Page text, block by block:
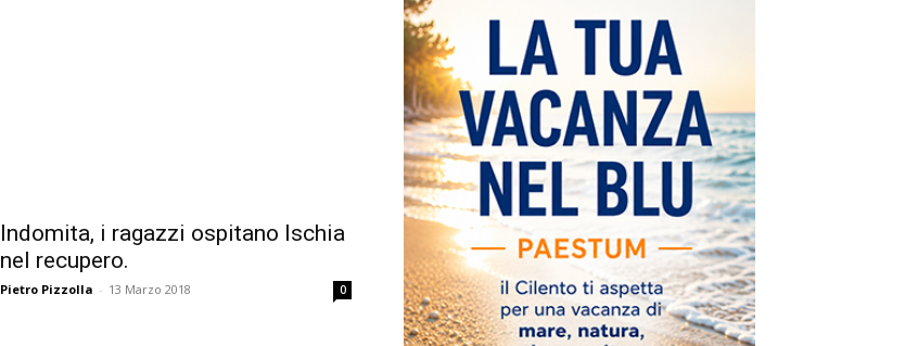
Indomita, i ragazzi ospitano Ischia
nel recupero.
Pietro Pizzolla - 13 Marzo 2018 0